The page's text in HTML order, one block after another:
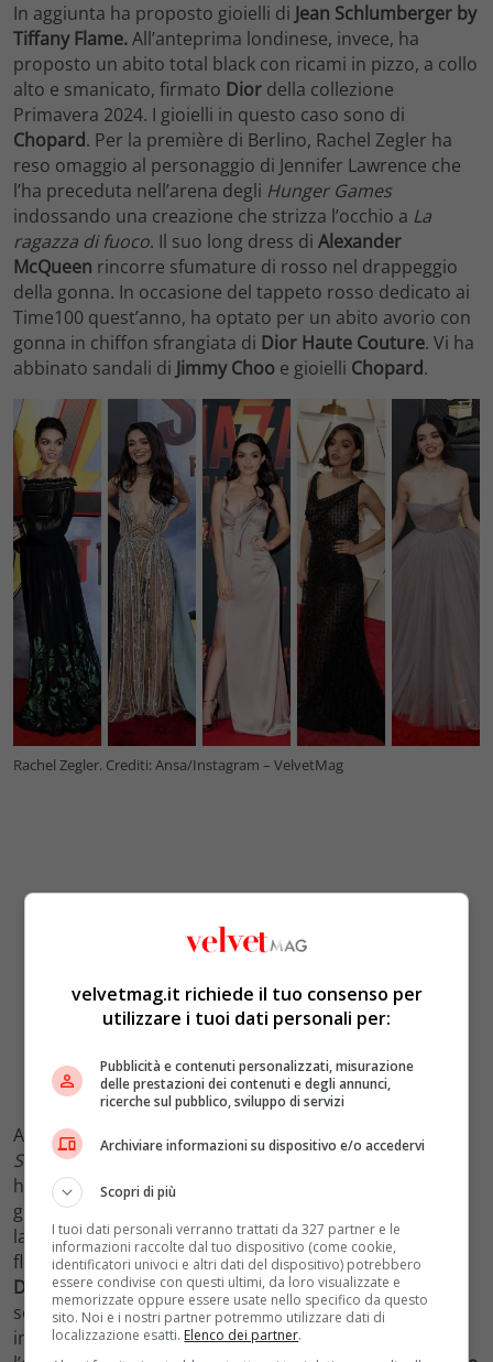
In aggiunta ha proposto gioielli di Jean Schlumberger by
Tiffany Flame.All’anteprima londinese, invece, ha
proposto un abito total black con ricami in pizzo, a collo
alto e smanicato, firmato Dior della collezione
Primavera 2024. I gioielli in questo caso sono di
Chopard. Per la première di Berlino, Rachel Zegler ha
reso omaggio al personaggio di Jennifer Lawrence che
l’ha preceduta nell’arena degli Hunger Games
indossando una creazione che strizza l’occhio a La
ragazza di fuoco. Il suo long dress di Alexander
McQueen rincorre sfumature di rosso nel drappeggio
della gonna. In occasione del tappeto rosso dedicato ai
Time100 quest’anno, ha optato per un abito avorio con
gonna in chiffon sfrangiata di Dior Haute Couture. Vi ha
abbinato sandali di Jimmy Choo e gioielli Chopard.
Rachel Zegler. Crediti: Ansa/Instagram – VelvetMag
Ad inizio anno, invece, ha partecipato al press tour di
Shazam! Furia degli dei.
Per la première di Los Angeles,
ha giocato con le trasparenze indossando un abito
gioielli con sfumature in oro e argento di
la première londinese, invece, ha scelto una trama
floreale con un abito in tulle con scollo a barchetta di
Dior Haute Couture. All’anteprima romana, invece, ha
scelto un abito in raso color sabbia diFendi. Il 2022
invece è stato l’anno dei Grammy Awards. Per
velvetmag.it richiede il tuo consenso per
utilizzare i tuoi dati personali per:
Pubblicità e contenuti personalizzati, misurazione
delle prestazioni dei contenuti e degli annunci,
ricerche sul pubblico, sviluppo di servizi
Archiviare informazioni su dispositivo e/o accedervi
Scopri di più
I tuoi dati personali verranno trattati da 327 partner e le
informazioni raccolte dal tuo dispositivo (come cookie,
identificatori univoci e altri dati del dispositivo) potrebbero
essere condivise con questi ultimi, da loro visualizzate e
memorizzate oppure essere usate nello specifico da questo
sito. Noi e i nostri partner potremmo utilizzare dati di
localizzazione esatti. Elenco dei partner.